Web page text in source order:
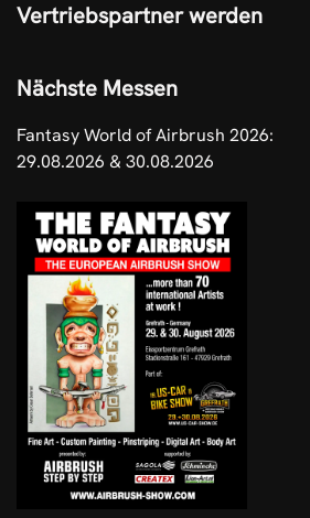
Vertriebspartner werden
Nächste Messen
Fantasy World of Airbrush 2026:
29.08.2026 & 30.08.2026